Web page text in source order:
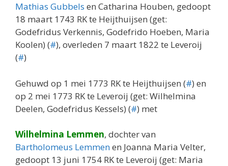
Mathias Gubbels en Catharina Houben, gedoopt
18 maart 1743 RK te Heijthuijsen (get:
Godefridus Verkennis, Godefrido Hoeben, Maria
Koolen) (#), overleden 7 maart 1822 te Leveroij
(#)
Gehuwd op 1 mei 1773 RK te Heijthuijsen (#) en
op 2 mei 1773 RK te Leveroij (get: Wilhelmina
Deelen, Godefridus Kessels) (#) met
Wilhelmina Lemmen, dochter van
Bartholomeus Lemmenen Joanna Maria Velter,
gedoopt 13 juni 1754 RK te Leveroij (get: Maria